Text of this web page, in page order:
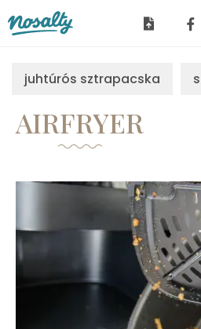
juhtúrós sztrapacska
AIRFRYER